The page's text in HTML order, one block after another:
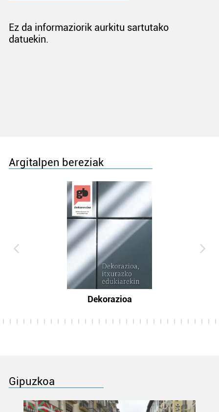
Ez da informaziorik aurkitu sartutako
datuekin.
Argitalpen bereziak
Dekorazioa
Gipuzkoa